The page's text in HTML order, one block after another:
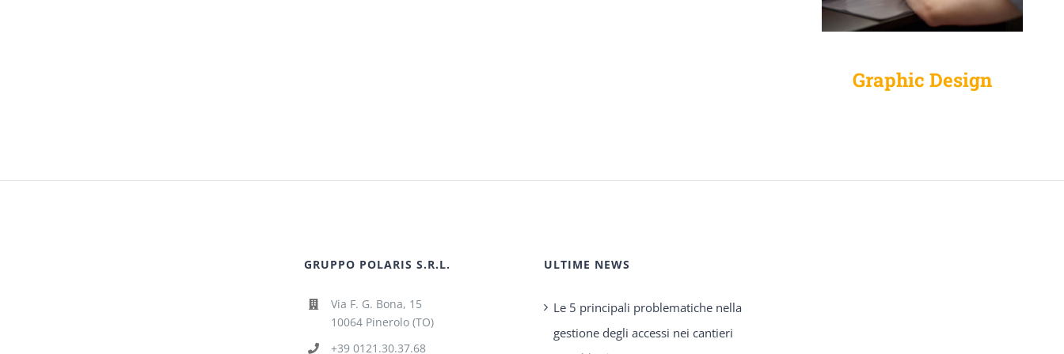
Graphic Design
GRUPPO POLARIS S.R.L.
Via F. G. Bona, 15
10064 Pinerolo (TO)
+39 0121.30.37.68
ULTIME NEWS
Le 5 principali problematiche nella
gestione degli accessi nei cantieri